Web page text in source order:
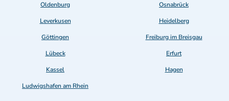
Oldenburg
Osnabrück
Leverkusen
Heidelberg
Göttingen
Freiburg im Breisgau
Lübeck
Erfurt
Kassel
Hagen
Ludwigshafen am Rhein